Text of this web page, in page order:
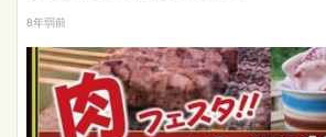
8年弱前